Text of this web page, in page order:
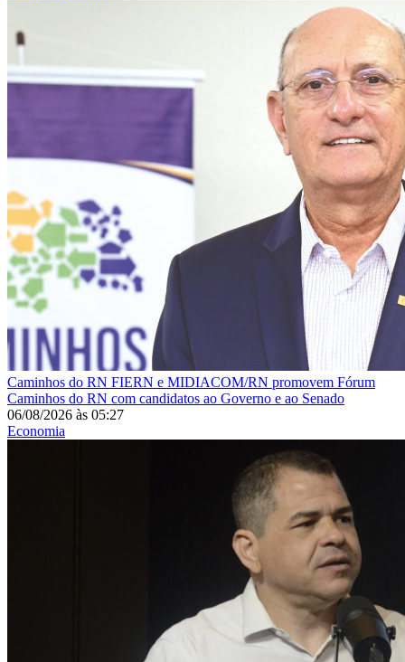
Caminhos do RN FIERN e MIDIACOM/RN promovem Fórum
Caminhos do RN com candidatos ao Governo e ao Senado
06/08/2026 às 05:27
Economia